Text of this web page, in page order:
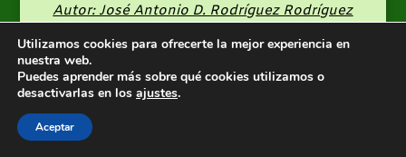
Autor: José Antonio D. Rodríguez Rodríguez
Utilizamos cookies para ofrecerte la mejor experiencia en
nuestra web.
Puedes aprender más sobre qué cookies utilizamos o
desactivarlas en los ajustes.
Aceptar